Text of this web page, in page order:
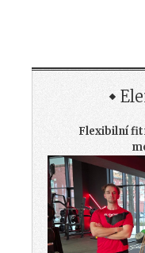
Flexibilní